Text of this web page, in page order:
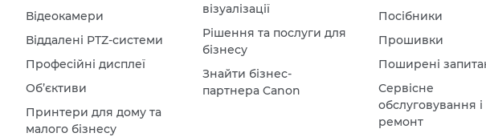
Відеокамери
Віддалені PTZ-системи
Професійні дисплеї
Об’єктиви
Принтери для дому та
малого бізнесу
візуалізації
Рішення та послуги для
бізнесу
Знайти бізнес-
партнера Canon
Посібники
Прошивки
Поширені
Сервісне
обслуговування і
ремонт